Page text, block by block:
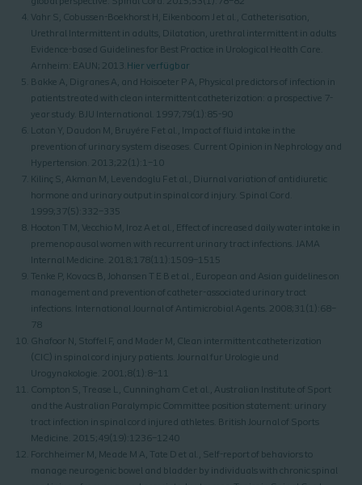
Vahr S, Cobussen-Boekhorst H, Eikenboom J et al., Catheterisation,
Urethral Intermittent in adults, Dilatation, urethral intermittent in adults
Evidence-based Guidelines for Best Practice in Urological Health Care.
Arnheim: EAUN; 2013. Hier verfügbar
Bakke A, Digranes A, and Hoisoeter P A, Physical predictors of infection in
patients treated with clean intermittent catheterization: a prospective 7-
year study. BJU International. 1997;79(1):85-90
Lotan Y, Daudon M, Bruyére F et al., Impact of fluid intake in the
prevention of urinary system diseases. Current Opinion in Nephrology and
Hypertension. 2013;22(1):1–10
Kilinç S, Akman M, Levendoglu F et al., Diurnal variation of antidiuretic
hormone and urinary output in spinal cord injury. Spinal Cord.
1999;37(5):332–335
Hooton T M, Vecchio M, Iroz A et al., Effect of increased daily water intake in
premenopausal women with recurrent urinary tract infections. JAMA
Internal Medicine. 2018;178(11):1509–1515
Tenke P, Kovacs B, Johansen T E B et al., European and Asian guidelines on
management and prevention of catheter-associated urinary tract
infections. International Journal of Antimicrobial Agents. 2008;31(1):68–
78
Ghafoor N, Stoffel F, and Mader M, Clean intermittent catheterization
(CIC) in spinal cord injury patients. Journal fur Urologie und
Urogynakologie. 2001;8(1):8–11
Compton S, Trease L, Cunningham C et al., Australian Institute of Sport
and the Australian Paralympic Committee position statement: urinary
tract infection in spinal cord injured athletes. British Journal of Sports
Medicine. 2015;49(19):1236–1240
Forchheimer M, Meade M A, Tate D et al., Self-report of behaviors to
manage neurogenic bowel and bladder by individuals with chronic spinal